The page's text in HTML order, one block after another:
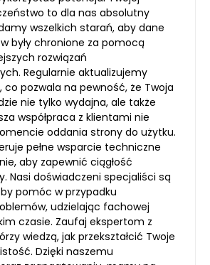
to dla nas absolutny
wszelkich starań, aby dane
były chronione za pomocą
rozwiązań
Regularnie aktualizujemy
pozwala na pewność, że Twoja
nie tylko wydajna, ale także
współpraca z klientami nie
oddania strony do użytku.
pełne wsparcie techniczne
aby zapewnić ciągłość
Nasi doświadczeni specjaliści są
pomóc w przypadku
udzielając fachowej
czasie. Zaufaj ekspertom z
wiedzą, jak przekształcić Twoje
Dzięki naszemu